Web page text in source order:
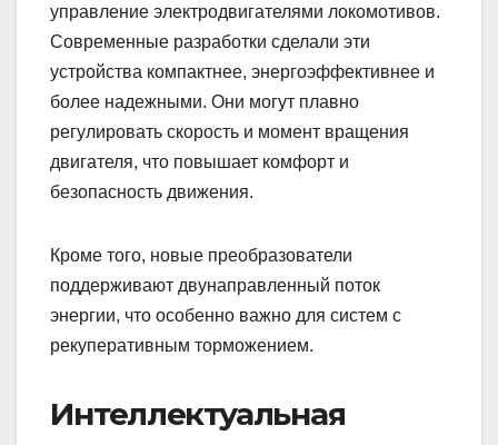
управление электродвигателями локомотивов.
Современные разработки сделали эти
устройства компактнее, энергоэффективнее и
более надежными. Они могут плавно
регулировать скорость и момент вращения
двигателя, что повышает комфорт и
безопасность движения.
Кроме того, новые преобразователи
поддерживают двунаправленный поток
энергии, что особенно важно для систем с
рекуперативным торможением.
Интеллектуальная